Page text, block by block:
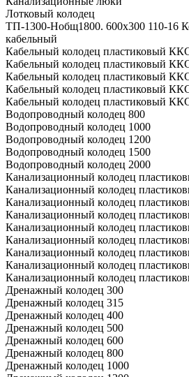
Лотковый колодец
ТП-1300-Hобщ1800. 600х300 110-16
кабельный
Кабельный колодец пластиковый
Кабельный колодец пластиковый
Кабельный колодец пластиковый
Кабельный колодец пластиковый
Кабельный колодец пластиковый
Водопроводный колодец 800
Водопроводный колодец 1000
Водопроводный колодец 1200
Водопроводный колодец 1500
Водопроводный колодец 2000
Канализационный колодец
Канализационный колодец
Канализационный колодец
Канализационный колодец
Канализационный колодец
Канализационный колодец
Канализационный колодец
Канализационный колодец
Канализационный колодец
Дренажный колодец 300
Дренажный колодец 315
Дренажный колодец 400
Дренажный колодец 500
Дренажный колодец 600
Дренажный колодец 800
Дренажный колодец 1000